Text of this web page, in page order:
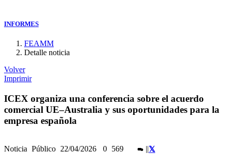
INFORMES
FEAMM
Detalle noticia
Volver
Imprimir
ICEX organiza una conferencia sobre el acuerdo
comercial UE–Australia y sus oportunidades para la
empresa española
Noticia Público 22/04/2026 0 569 ||